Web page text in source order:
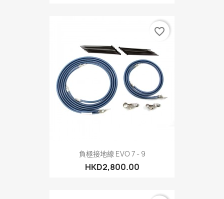
負極接地線 EVO 7 - 9
HKD2,800.00
favorite_border